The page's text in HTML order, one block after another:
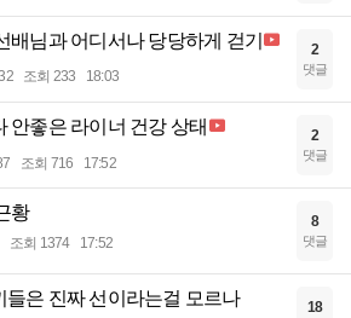
배님과 어디서나 당당하게 걷기
조회 233 18:03
2
댓글
안좋은 라이너 건강 상태
조회 716 17:52
2
댓글
황
조회 1374 17:52
8
댓글
들은 진짜 선이라는걸 모르나 18